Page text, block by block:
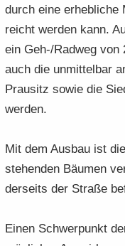
durch eine
reicht wer­den kann.
ein Geh-/Rad­weg
auch die un­mit­tel­bar
Prau­sitz sowie die
wer­den.
Mit dem Aus­bau ist
ste­hen­den Bäu­men
der­seits der Stra­ße
Einen Schwer­punkt